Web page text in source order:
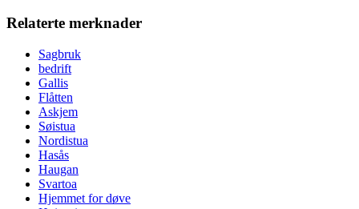
Relaterte merknader
Sagbruk
bedrift
Gallis
Flåtten
Askjem
Søistua
Nordistua
Hasås
Haugan
Svartoa
Hjemmet for døve